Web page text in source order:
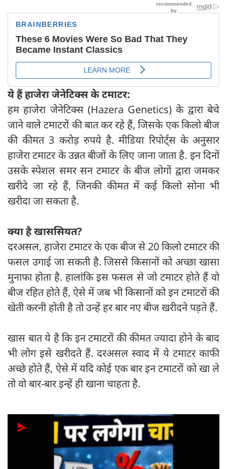
ये हैं हाजेरा जेनेटिक्स के टमाटर:
हम हाजेरा जेनेटिक्स (Hazera Genetics) के द्वारा बेचे
जाने वाले टमाटरों की बात कर रहे हैं, जिसके एक किलो बीज
की कीमत 3 करोड़ रुपये है. मीडिया रिपोर्ट्स के अनुसार
हाजेरा टमाटर के उन्नत बीजों के लिए जाना जाता है. इन दिनों
उसके स्पेशल समर सन टमाटर के बीज लोगों द्वारा जमकर
खरीदे जा रहे हैं, जिनकी कीमत में कई किलो सोना भी
खरीदा जा सकता है.
क्या है खाससियत?
दरअसल, हाजेरा टमाटर के एक बीज से 20 किलो टमाटर की
फसल उगाई जा सकती है. जिससे किसानों को अच्छा खासा
मुनाफा होता है. हालांकि इस फसल से जो टमाटर होते हैं वो
बीज रहित होते हैं, ऐसे में जब भी किसानों को इन टमाटरों की
खेती करनी होती है तो उन्हें हर बार नए बीज खरीदने पड़ते हैं.
खास बात ये है कि इन टमाटरों की कीमत ज्यादा होने के बाद
भी लोग इसे खरीदते हैं. दरअसल स्वाद में ये टमाटर काफी
अच्छे होते हैं, ऐसे में यदि कोई एक बार इन टमाटरों को खा ले
तो वो बार-बार इन्हें ही खाना चाहता है.